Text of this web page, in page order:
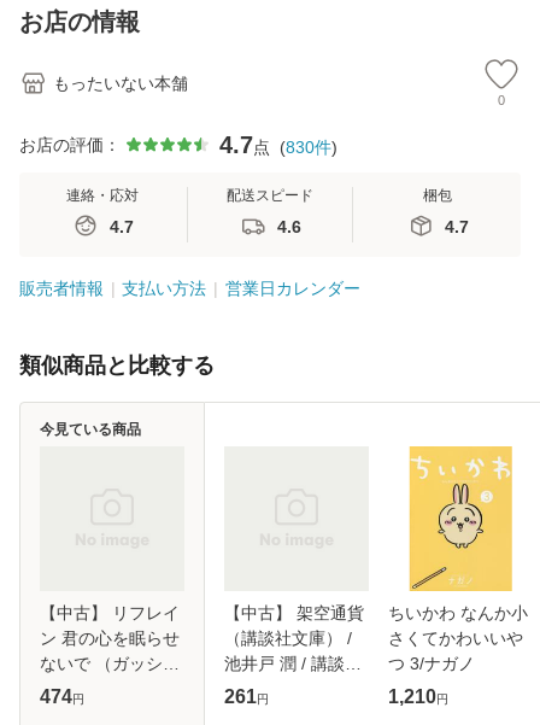
恵 藤本幸三 / 南江
堂 [単行
お店の情報
もったいない本舗
0
お店の評価： 4.7点 (830件)
連絡・応対
4.7
配送スピード
4.6
梱包
4.7
販売者情報 支払い方法 営業日カレンダー
類似商品と比較する
【中古】 リフレイ
ン 君の心を眠らせ
ないで （ガッシュ
文庫） / 鳩村 衣杏
474円
今見ている商品
【中古】 架空通貨
（講談社文庫） /
池井戸 潤 / 講談社
[文庫]【メール便送
261円
ちいかわ なんか小
さくてかわいいや
つ 3/ナガノ
1,210円